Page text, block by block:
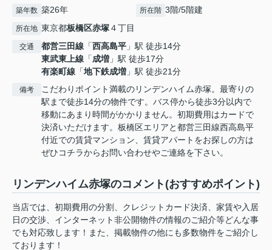
築年数 築26年 所在階 3階/5階建
所在地 東京都板橋区赤塚４丁目
交通 都営三田線 「西高島平 」駅 徒歩14分
東武東上線 「成増 」駅 徒歩17分
有楽町線 「地下鉄成増 」駅 徒歩21分
備考
こだわりポイント満載のリンデンハイム赤塚。最寄りの
駅まで徒歩14分の物件です。バス停から徒歩3分以内で
移動にあまり時間がかかりません。初期費用はカードで
決済いただけます。板橋区エリアと都営三田線西高島平
付近での賃貸マンション、賃貸アパートをお探しの方は
ぜひコチラからお問い合わせやご連絡を下さい。
リンデンハイム赤塚のコメント(おすすめポイント)
当店では、初期費用の分割、クレジットカード決済、家賃や入居
日の交渉、インターネット非公開物件の情報のご紹介等どんな事
でも対応致します！また、掲載物件の他にも多数物件をご紹介し
ております！